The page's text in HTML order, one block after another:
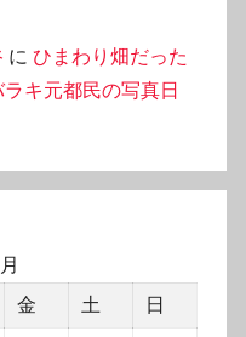
に ひまわり畑だった
キ元都民の写真日
金 土
日